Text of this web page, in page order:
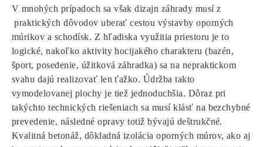
V mnohých prípadoch sa však dizajn záhrady musí z
praktických dôvodov uberať cestou výstavby oporných
múrikov a schodísk. Z hľadiska využitia priestoru je to
logické, nakoľko aktivity hocijakého charakteru (bazén,
šport, posedenie, úžitková záhradka) sa na nepraktickom
svahu dajú realizovať len ťažko. Údržba takto
vymodelovanej plochy je tiež jednoduchšia. Dôraz pri
takýchto technických riešeniach sa musí klásť na bezchybné
prevedenie, následné opravy totiž bývajú deštrukčné.
Kvalitná betonáž, dôkladná izolácia oporných múrov, ako aj